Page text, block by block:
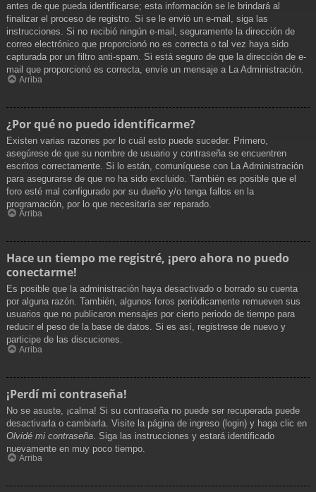
antes de que pueda identificarse; esta información se le brindará al
finalizar el proceso de registro. Si se le envió un e-mail, siga las
instrucciones. Si no recibió ningún e-mail, seguramente la dirección de
correo electrónico que proporcionó no es correcta o tal vez haya sido
capturada por un filtro anti-spam. Si está seguro de que la dirección de e-
mail que proporcionó es correcta, envíe un mensaje a La Administración.
Arriba
¿Por qué no puedo identificarme?
Existen varias razones por lo cuál esto puede suceder. Primero,
asegúrese de que su nombre de usuario y contraseña se encuentren
escritos correctamente. Si lo están, comuníquese con La Administración
para asegurarse de que no ha sido excluido. También es posible que el
foro esté mal configurado por su dueño y/o tenga fallos en la
programación, por lo que necesitaría ser reparado.
Arriba
Hace un tiempo me registré, ¡pero ahora no puedo
conectarme!
Es posible que la administración haya desactivado o borrado su cuenta
por alguna razón. También, algunos foros periódicamente remueven sus
usuarios que no publicaron mensajes por cierto periodo de tiempo para
reducir el peso de la base de datos. Si es así, registrese de nuevo y
participe de las discuciones.
Arriba
¡Perdí mi contraseña!
No se asuste, ¡calma! Si su contraseña no puede ser recuperada puede
desactivarla o cambiarla. Visite la página de ingreso (login) y haga clic en
Olvidé mi contraseña . Siga las instrucciones y estará identificado
nuevamente en muy poco tiempo.
Arriba